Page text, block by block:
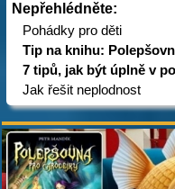
Nepřehlédněte:
Pohádky pro děti
Tip na knihu:
7 tipů, jak být úplně v
Jak řešit neplodnost